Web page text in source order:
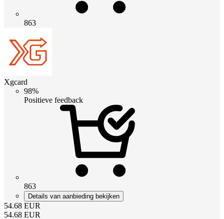
863
Xgcard
98%
Positieve feedback
863
Details van aanbieding bekijken
54.68 EUR
54.68 EUR